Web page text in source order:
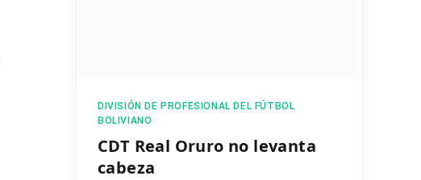
DIVISIÓN DE PROFESIONAL DEL FÚTBOL
BOLIVIANO
CDT Real Oruro no levanta
cabeza